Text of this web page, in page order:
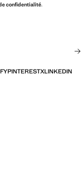
confidentialité.
PINTERESTXLINKEDIN